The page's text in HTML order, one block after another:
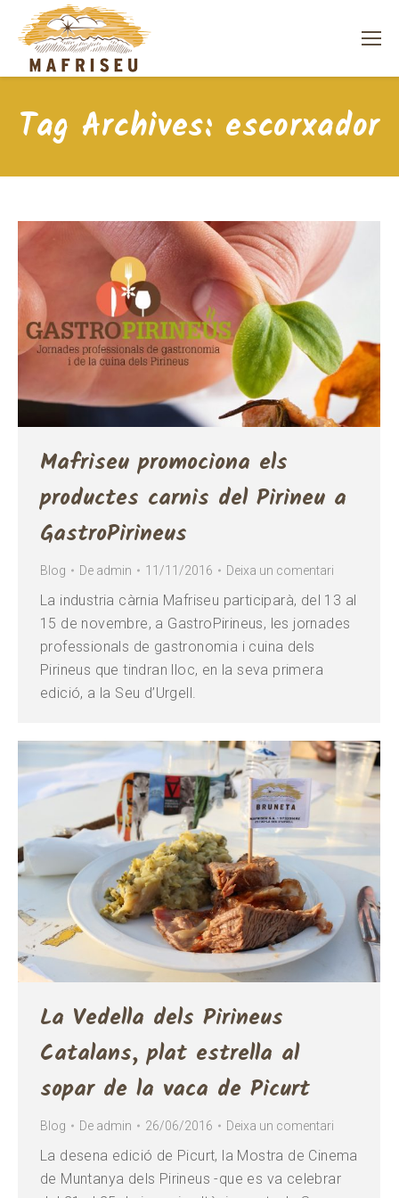
Tag Archives: escorxador
Mafriseu promociona els
productes carnis del Pirineu a
GastroPirineus
Blog De admin 11/11/2016 Deixa un comentari
La industria càrnia Mafriseu participarà, del 13 al
15 de novembre, a GastroPirineus, les jornades
professionals de gastronomia i cuina dels
Pirineus que tindran lloc, en la seva primera
edició, a la Seu d’Urgell.
La Vedella dels Pirineus
Catalans, plat estrella al
sopar de la vaca de Picurt
Blog De admin 26/06/2016 Deixa un comentari
La desena edició de Picurt, la Mostra de Cinema
de Muntanya dels Pirineus -que es va celebrar